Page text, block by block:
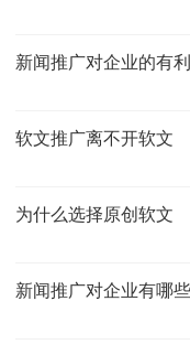
新闻推广对企业的有
软文推广离不开软文
为什么选择原创软文
新闻推广对企业有哪